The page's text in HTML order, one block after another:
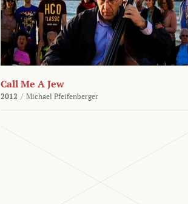
Call Me A Jew
2012 / Michael Pfeifenberger